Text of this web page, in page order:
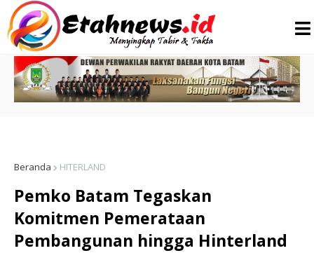
Beranda HITERLAND
Pemko Batam Tegaskan
Komitmen Pemerataan
Pembangunan hingga Hinterland